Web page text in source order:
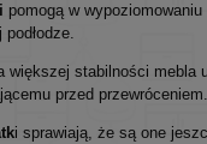
pomogą w
większej stabilności mebla
przed przewróceniem.
i sprawiają, że są one